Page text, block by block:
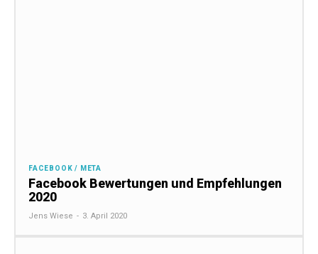
FACEBOOK / META
Facebook Bewertungen und Empfehlungen
2020
Jens Wiese - 3. April 2020